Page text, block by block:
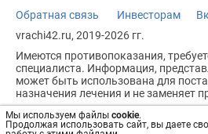
Мы используем файлы cookie.
Продолжая использовать сайт, вы даете
Обратная связь Инвесторам
vrachi42.ru, 2019-2026 гг.
Имеются противопоказания,
специалиста. Информация,
может быть использована для
назначения лечения и не заменяет
Возрастное ограничение: 18+